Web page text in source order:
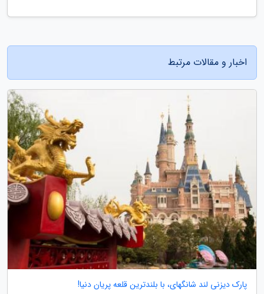
اخبار و مقالات مرتبط
پارک دیزنی لند شانگهای، با بلندترین قلعه پریان دنیا!